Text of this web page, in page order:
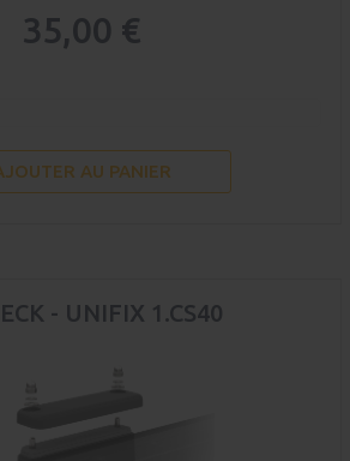
35,00 €
AU PANIER
- UNIFIX 1.CS40